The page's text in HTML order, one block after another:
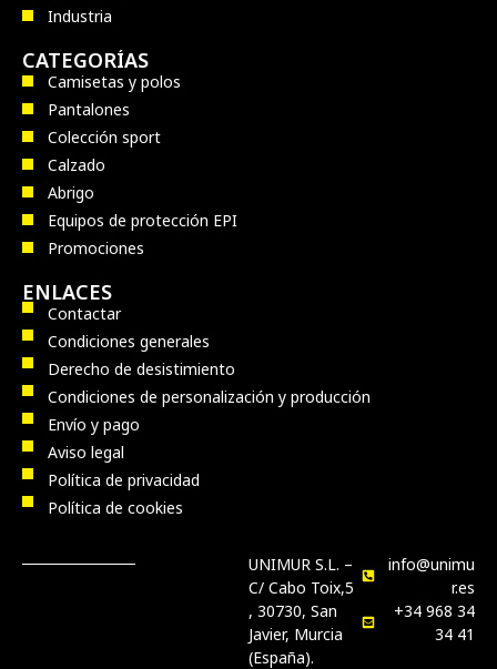
Industria
CATEGORÍAS
Camisetas y polos
Pantalones
Colección sport
Calzado
Abrigo
Equipos de protección EPI
Promociones
ENLACES
Contactar
Condiciones generales
Derecho de desistimiento
Condiciones de personalización y producción
Envío y pago
Aviso legal
Política de privacidad
Política de cookies
UNIMUR S.L. –
C/ Cabo Toix,5
, 30730, San
Javier, Murcia
(España).
info@unimu
r.es
+34 968 34
34 41